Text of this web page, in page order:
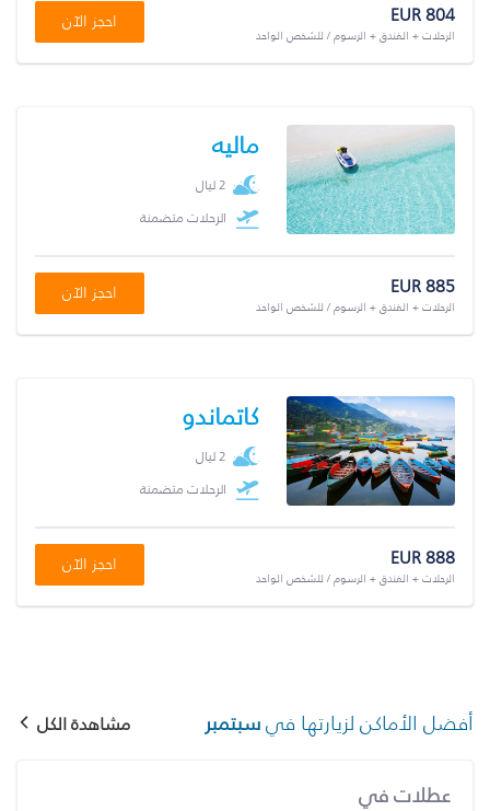
EUR 804
الرحلات + الفندق + الرسوم / للشخص الواحد
احجز الآن
ماليه
2 ليال
الرحلات متضمنة
EUR 885
الرحلات + الفندق + الرسوم / للشخص الواحد
احجز الآن
كاتماندو
2 ليال
الرحلات متضمنة
EUR 888
الرحلات + الفندق + الرسوم / للشخص الواحد
احجز الآن
أفضل الأماكن لزيارتها فيسبتمبر مشاهدة الكل
عطلات في